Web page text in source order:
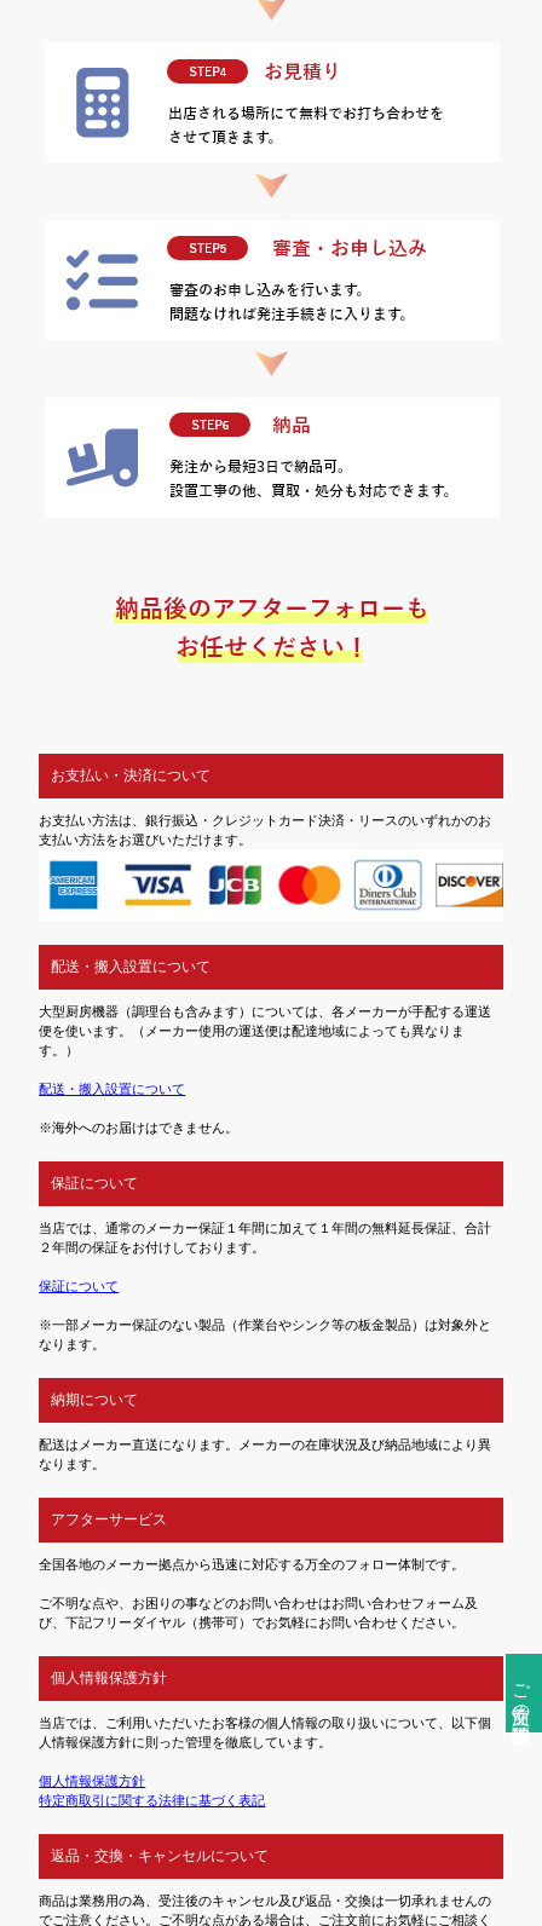
ご注文前の確認事項
お支払い・決済について
お支払い方法は、銀行振込・クレジットカード決済・リースのいずれかのお
支払い方法をお選びいただけます。
配送・搬入設置について
大型厨房機器（調理台も含みます）については、各メーカーが手配する運送
便を使います。（メーカー使用の運送便は配達地域によっても異なりま
す。）
配送・搬入設置について
※海外へのお届けはできません。
保証について
当店では、通常のメーカー保証１年間に加えて１年間の無料延長保証、合計
２年間の保証をお付けしております。
保証について
※一部メーカー保証のない製品（作業台やシンク等の板金製品）は対象外と
なります。
納期について
配送はメーカー直送になります。メーカーの在庫状況及び納品地域により異
なります。
アフターサービス
全国各地のメーカー拠点から迅速に対応する万全のフォロー体制です。
ご不明な点や、お困りの事などのお問い合わせはお問い合わせフォーム及
び、下記フリーダイヤル（携帯可）でお気軽にお問い合わせください。
個人情報保護方針
当店では、ご利用いただいたお客様の個人情報の取り扱いについて、以下個
人情報保護方針に則った管理を徹底しています。
個人情報保護方針
特定商取引に関する法律に基づく表記
返品・交換・キャンセルについて
商品は業務用の為、受注後のキャンセル及び返品・交換は一切承れませんの
でご注意ください。ご不明な点がある場合は、ご注文前にお気軽にご相談く